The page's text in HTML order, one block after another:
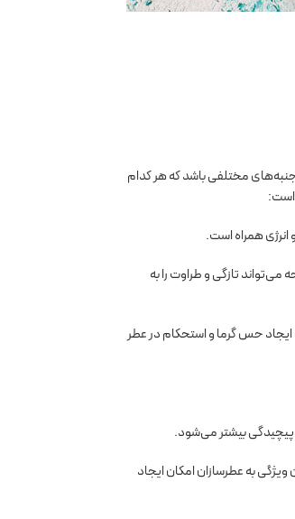
مختلفی باشد که هر کدام
است:
انرژی همراه است.
تازگی و طراوت را به
حس گرما و استحکام در عطر
بیشتر می‌شود.
به عطرسازان امکان ایجاد